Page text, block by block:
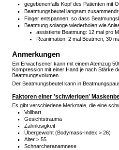
gegebenenfalls Kopf des Patienten mit
Beatmungsbeutel langsam
Finger entspannen, so dass
Beatmung solange wiederholen wie
assistierte Beatmung: 12 mal pro
Reanimation: 2 mal Beatmen, 30
Anmerkungen
Ein Erwachsener kann mit einem Atemzug
Kompression mit einer Hand je nach Stärke
Beatmungsvolumen.
Der Beatmungsbeutel kann in
Faktoren einer 'schwierigen'
Es gibt verschiedene Merkmale, die eine
Vollbart
Gesichtstrauma
Zahnlosigkeit
Übergewicht (Bodymass-Index > 26)
Alter > 55
Schnarcheranamnese